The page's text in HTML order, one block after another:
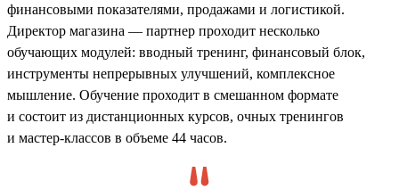
финансовыми показателями, продажами и логистикой.
Директор магазина — партнер проходит несколько
обучающих модулей: вводный тренинг, финансовый блок,
инструменты непрерывных улучшений, комплексное
мышление. Обучение проходит в смешанном формате
и состоит из дистанционных курсов, очных тренингов
и мастер-классов в объеме 44 часов.